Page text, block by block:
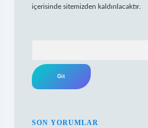
içerisinde sitemizden kaldırılacaktır.
SON YORUMLAR